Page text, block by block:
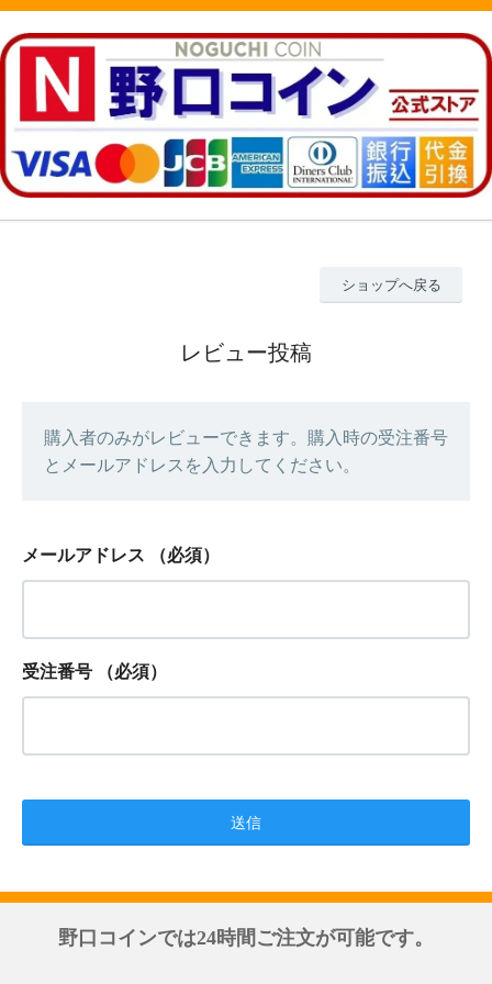
ショップへ戻る
レビュー投稿
購入者のみがレビューできます。購入時の受注番号
とメールアドレスを入力してください。
メールアドレス （必須）
受注番号 （必須）
野口コインでは24時間ご注文が可能です。